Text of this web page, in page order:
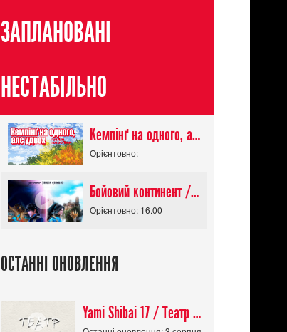
ЗАПЛАНОВАНІ
НЕСТАБІЛЬНО
Кемпінґ на одного, але удвох / Futari Solo Camp
Орієнтовно:
Бойовий континент / Douluo Dalu
Орієнтовно: 16.00
ОСТАННІ ОНОВЛЕННЯ
Yami Shibai 17 / Театр Мороку 17